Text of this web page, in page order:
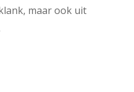
maar ook uit